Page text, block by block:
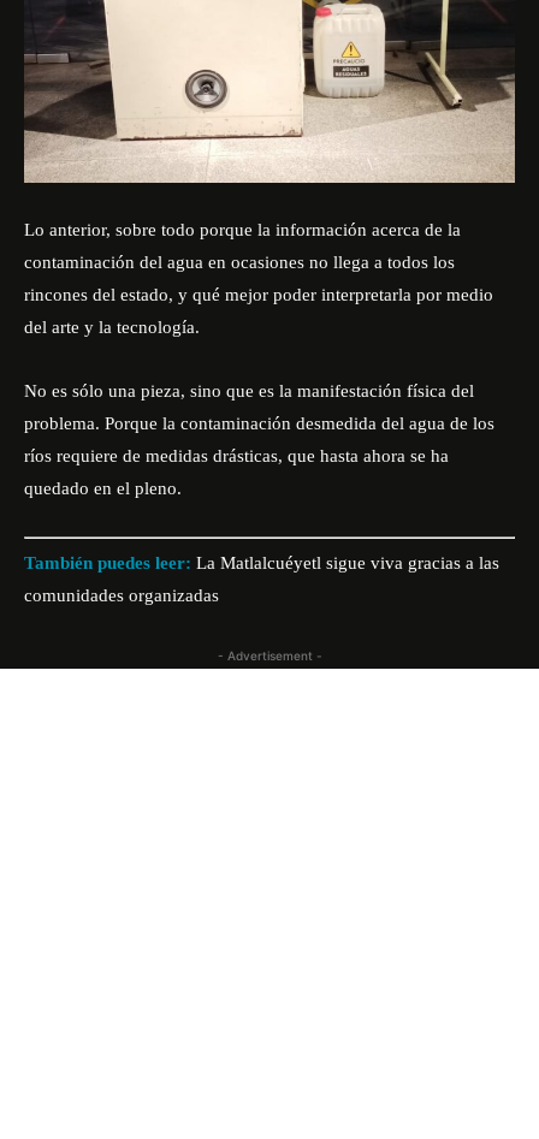
Lo anterior, sobre todo porque la información acerca de la
contaminación del agua en ocasiones no llega a todos los
rincones del estado, y qué mejor poder interpretarla por medio
del arte y la tecnología.
No es sólo una pieza, sino que es la manifestación física del
problema. Porque la contaminación desmedida del agua de los
ríos requiere de medidas drásticas, que hasta ahora se ha
quedado en el pleno.
También puedes leer: La Matlalcuéyetl sigue viva gracias a las
comunidades organizadas
- Advertisement -